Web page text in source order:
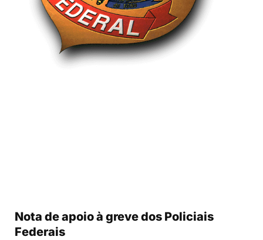
Nota de apoio à greve dos Policiais
Federais